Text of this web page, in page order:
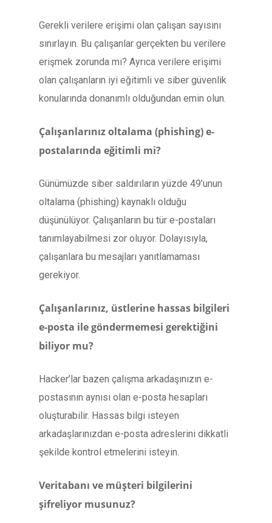
Gerekli verilere erişimi olan çalışan sayısını
sınırlayın. Bu çalışanlar gerçekten bu verilere
erişmek zorunda mı? Ayrıca verilere erişimi
olan çalışanların iyi eğitimli ve siber güvenlik
konularında donanımlı olduğundan emin olun.
Çalışanlarınız oltalama (phishing) e-
postalarında eğitimli mi?
Günümüzde siber saldırıların yüzde 49’unun
oltalama (phishing) kaynaklı olduğu
düşünülüyor. Çalışanların bu tür e-postaları
tanımlayabilmesi zor oluyor. Dolayısıyla,
çalışanlara bu mesajları yanıtlamaması
gerekiyor.
Çalışanlarınız, üstlerine hassas bilgileri
e-posta ile göndermemesi gerektiğini
biliyor mu?
Hacker’lar bazen çalışma arkadaşınızın e-
postasının aynısı olan e-posta hesapları
oluşturabilir. Hassas bilgi isteyen
arkadaşlarınızdan e-posta adreslerini dikkatli
şekilde kontrol etmelerini isteyin.
Veritabanı ve müşteri bilgilerini
şifreliyor musunuz?